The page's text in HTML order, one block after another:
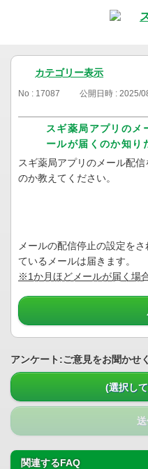
カテゴリー表示
No : 17087 公開日時 : 2025/
スギ薬局アプリのメ
ールが届くのか知り
スギ薬局アプリのメール配
のか教えてください。
メールの配信停止の設定を
ているメールは届きます。
※1か月ほどメールが届く場
アンケート:ご意見をお聞かせ
(選択し
関連するFAQ